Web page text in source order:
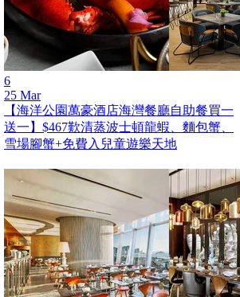
6
25 Mar
【海洋公園萬豪酒店海灣餐廳自助餐買一
送一】$467歎清蒸波士頓龍蝦、麵包蟹、
雪場腳蟹+免費入兒童遊樂天地